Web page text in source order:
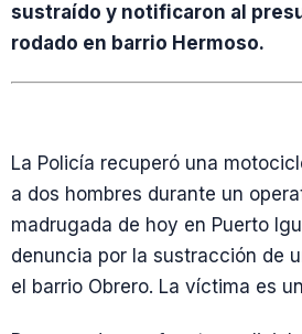
sustraído y notificaron al
rodado en barrio Hermoso.
La Policía recuperó una
a dos hombres durante un
madrugada de hoy en Puerto
denuncia por la sustracción de
el barrio Obrero. La víctima es